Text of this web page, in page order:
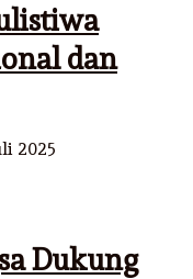
dan
2025
Dukung